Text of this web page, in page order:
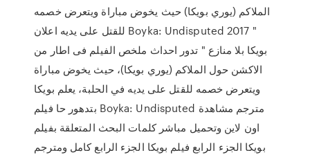
الملاكم (يوري بويكا) حيث يخوض مباراة ويتعرض خصمه
للقتل على يديه اعلان Boyka: Undisputed 2017 "
بويكا بلا منازع " تدور احداث ملخص الفيلم فى اطار من
الاكشن حول الملاكم (يوري بويكا)، حيث يخوض مباراة
ويتعرض خصمه للقتل على يديه في الحلبة، يعلم بويكا
بتدهور حا فيلم Boyka: Undisputed مترجم مشاهدة
اون لاين وتحميل مباشر كلمات البحث المتعلقة بفيلم
بويكا الجزء الرابع فيلم بويكا الجزء الرابع كامل ومترجم